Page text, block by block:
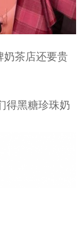
奶茶店还要贵
得黑糖珍珠奶